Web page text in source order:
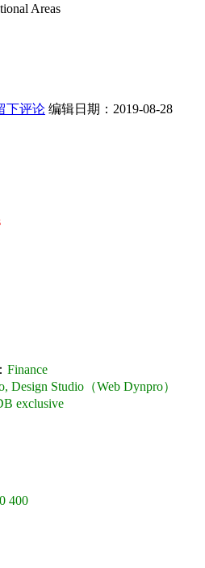
Areas
下评论 编辑日期： 2019-08-28
Finance
Design Studio（Web Dynpro）
exclusive
400